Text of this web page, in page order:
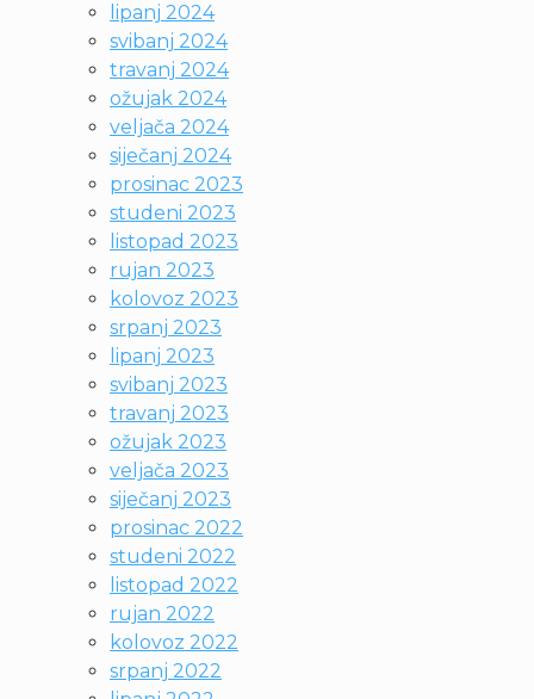
lipanj 2024
svibanj 2024
travanj 2024
ožujak 2024
veljača 2024
siječanj 2024
prosinac 2023
studeni 2023
listopad 2023
rujan 2023
kolovoz 2023
srpanj 2023
lipanj 2023
svibanj 2023
travanj 2023
ožujak 2023
veljača 2023
siječanj 2023
prosinac 2022
studeni 2022
listopad 2022
rujan 2022
kolovoz 2022
srpanj 2022